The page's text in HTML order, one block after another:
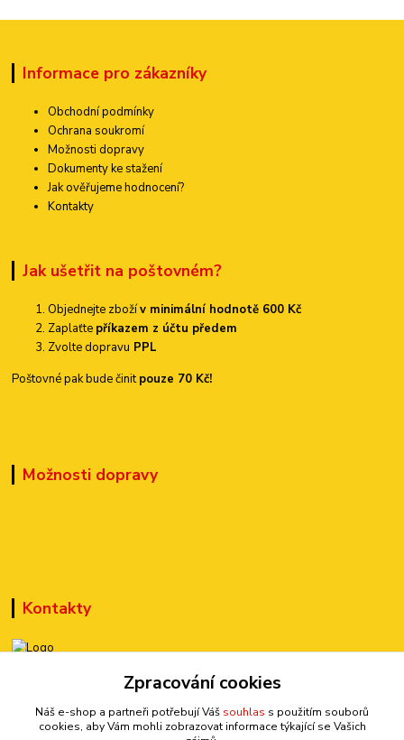
Informace pro zákazníky
Obchodní podmínky
Ochrana soukromí
Možnosti dopravy
Dokumenty ke stažení
Jak ověřujeme hodnocení?
Kontakty
Jak ušetřit na poštovném?
Objednejte zbožív minimální hodnotě 600 Kč
Zaplaťte příkazem z účtu předem
Zvolte dopravu PPL
Poštovné pak bude činitpouze 70 Kč!
Možnosti dopravy
Kontakty
+420 777 899 301
sedmi@kraska1.cz
Zpracování cookies
Náš e-shop a partneři potřebují Váš souhlas s použitím souborů
cookies, aby Vám mohli zobrazovat informace týkající se Vašich